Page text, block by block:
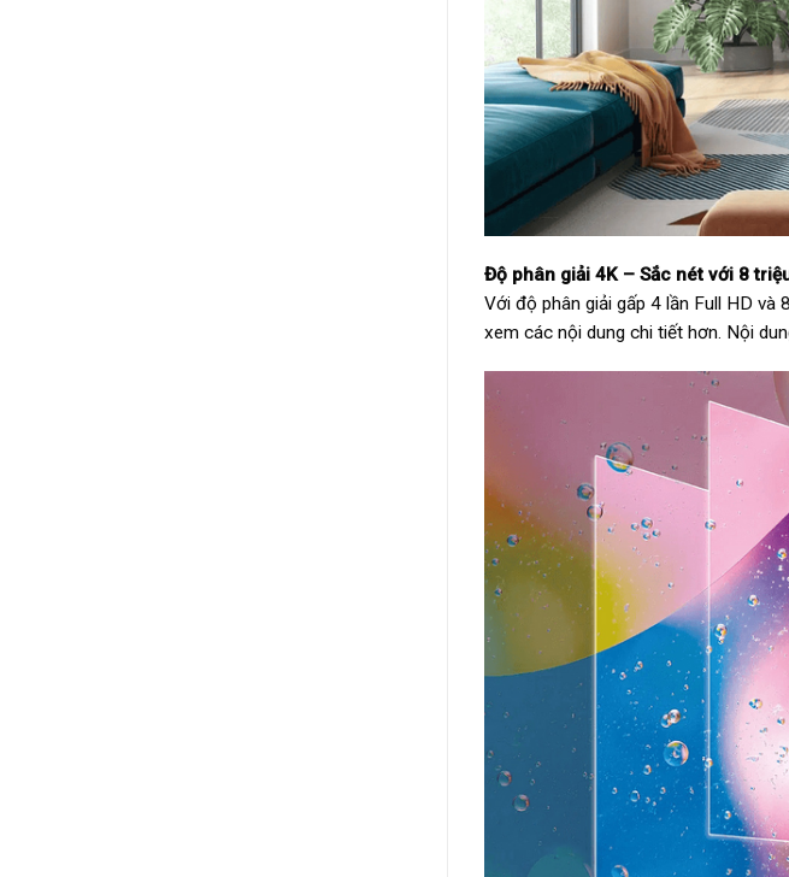
Độ phân giải 4K – Sắc nét với 8
Với độ phân giải gấp 4 lần Full HD và
xem các nội dung chi tiết hơn. Nội